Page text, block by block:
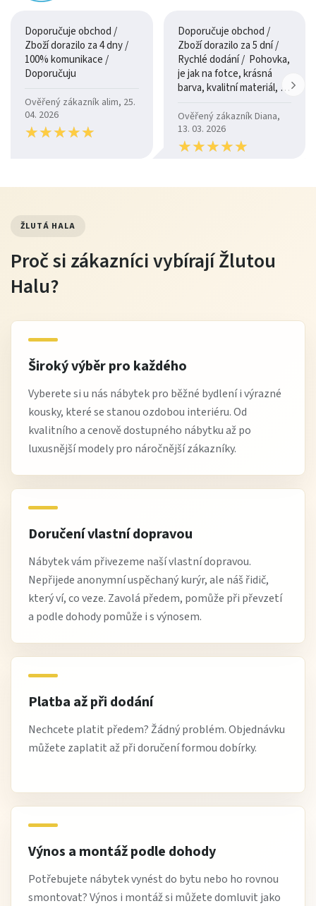
Doporučuje obchod /
Zboží dorazilo za 4 dny /
100% komunikace /
Doporučuju
Ověřený zákazník alim, 25.
04. 2026
★★★★★
★★★★★
Doporučuje obchod /
Zboží dorazilo za 5 dní /
Rychlé dodání / Pohovka,
je jak na fotce, krásná
barva, kvalitní materiál, a
Ověřený zákazník Diana,
13. 03. 2026
★★★★★
★★★★★
ŽLUTÁ HALA
Proč si zákazníci vybírají Žlutou
Halu?
Široký výběr pro každého
Vyberete si u nás nábytek pro běžné bydlení i výrazné
kousky, které se stanou ozdobou interiéru. Od
kvalitního a cenově dostupného nábytku až po
luxusnější modely pro náročnější zákazníky.
Doručení vlastní dopravou
Nábytek vám přivezeme naší vlastní dopravou.
Nepřijede anonymní uspěchaný kurýr, ale náš řidič,
který ví, co veze. Zavolá předem, pomůže při převzetí
a podle dohody pomůže i s výnosem.
Platba až při dodání
Nechcete platit předem? Žádný problém. Objednávku
můžete zaplatit až při doručení formou dobírky.
Výnos a montáž podle dohody
Potřebujete nábytek vynést do bytu nebo ho rovnou
smontovat? Výnos i montáž si můžete domluvit jako